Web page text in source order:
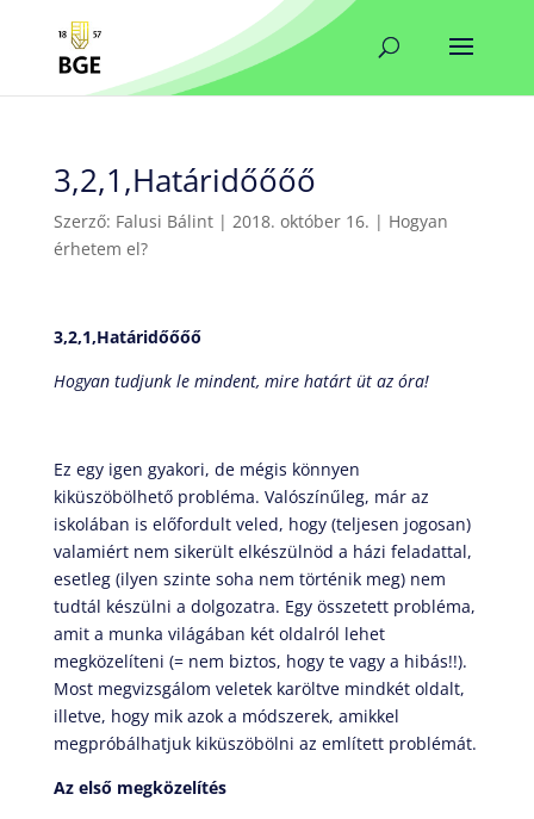
3,2,1,Határidőőőő
Szerző: Falusi Bálint| 2018. október 16. | Hogyan
érhetem el?
3,2,1,Határidőőőő
Hogyan tudjunk le mindent, mire határt üt az óra!
Ez egy igen gyakori, de mégis könnyen
kiküszöbölhető probléma. Valószínűleg, már az
iskolában is előfordult veled, hogy (teljesen jogosan)
valamiért nem sikerült elkészülnöd a házi feladattal,
esetleg (ilyen szinte soha nem történik meg) nem
tudtál készülni a dolgozatra. Egy összetett probléma,
amit a munka világában két oldalról lehet
megközelíteni (= nem biztos, hogy te vagy a hibás!!).
Most megvizsgálom veletek karöltve mindkét oldalt,
illetve, hogy mik azok a módszerek, amikkel
megpróbálhatjuk kiküszöbölni az említett problémát.
Az első megközelítés